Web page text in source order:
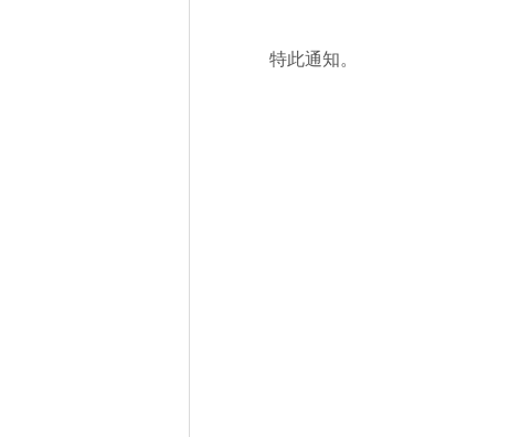
特此通知。